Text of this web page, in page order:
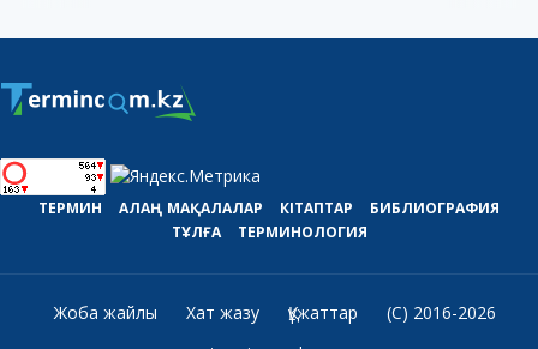
ТЕРМИН АЛАҢ МАҚАЛАЛАР КІТАПТАР
БИБЛИОГРАФИЯ
ТҰЛҒА
ТЕРМИНОЛОГИЯ
Жоба жайлы Хат жазу Құжаттар
(C) 2016-2026